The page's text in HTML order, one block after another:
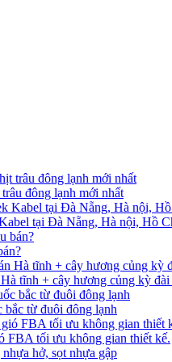
đông lạnh mới nhất
tại Đà Nẵng, Hà nội, Hồ
tĩnh + cây hương củng kỳ
bắc từ đuôi đông lạnh
FBA tối ưu không gian thiết kế.